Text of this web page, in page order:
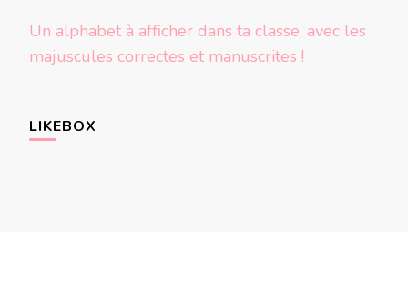
Un alphabet à afficher dans ta classe, avec les
majuscules correctes et manuscrites !
LIKEBOX